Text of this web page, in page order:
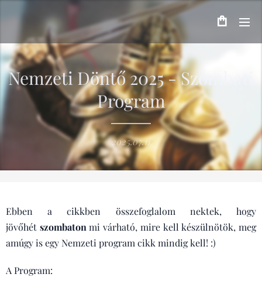
Nemzeti Döntő 2025 - Szombati
Program
2025.07.11
Ebben a cikkben összefoglalom nektek, hogy
jövőhét szombaton mi várható, mire kell készülnötök, meg
amúgy is egy Nemzeti program cikk mindig kell! :)
A Program: